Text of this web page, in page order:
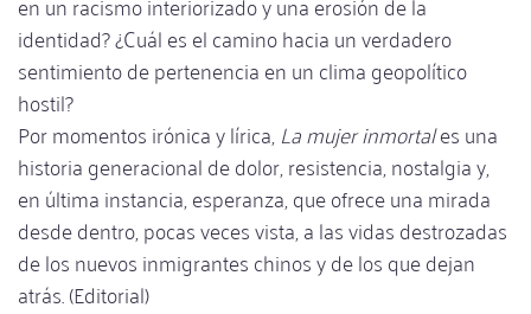
identidad? ¿Cuál es el camino hacia un verdadero
sentimiento de pertenencia en un clima geopolítico
hostil?
Por momentos irónica y lírica,La mujer inmortales una
historia generacional de dolor, resistencia, nostalgia y,
en última instancia, esperanza, que ofrece una mirada
desde dentro, pocas veces vista, a las vidas destrozadas
de los nuevos inmigrantes chinos y de los que dejan
atrás. (Editorial)